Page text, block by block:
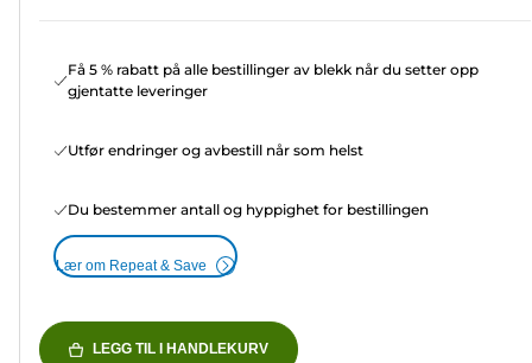
Få 5 % rabatt på alle bestillinger av blekk når du setter opp
gjentatte leveringer
Utfør endringer og avbestill når som helst
Du bestemmer antall og hyppighet for bestillingen
Lær om Repeat & Save
LEGG TIL I HANDLEKURV